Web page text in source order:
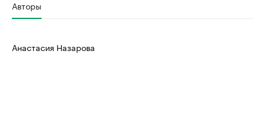
Авторы
Анастасия Назарова